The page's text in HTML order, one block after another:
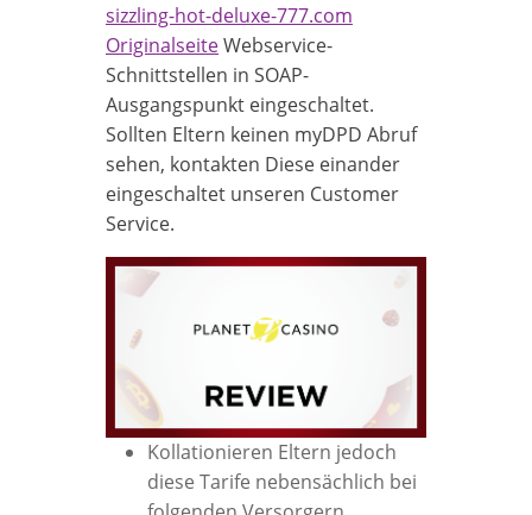
sizzling-hot-deluxe-777.com
OriginalseiteWebservice-
Schnittstellen in SOAP-
Ausgangspunkt eingeschaltet.
Sollten Eltern keinen myDPD Abruf
sehen, kontakten Diese einander
eingeschaltet unseren Customer
Service.
Kollationieren Eltern jedoch
diese Tarife nebensächlich bei